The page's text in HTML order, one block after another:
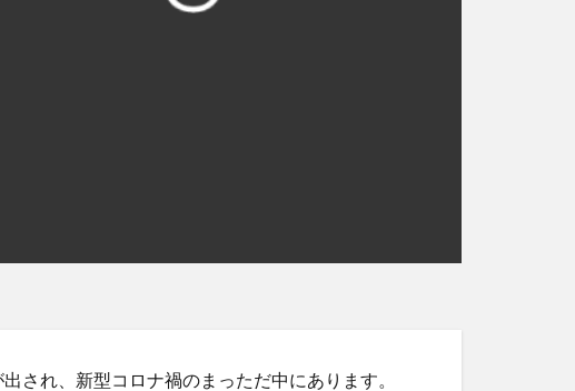
され、新型コロナ禍のまっただ中にあります。